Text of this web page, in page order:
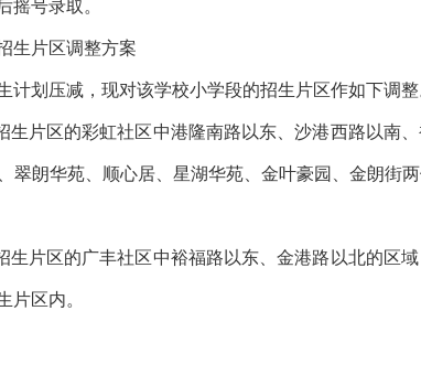
摇号录取。
片区调整方案
划压减，现对该学校小学段的招生片区作如下调整
区的彩虹社区中港隆南路以东、沙港西路以南、
翠朗华苑、顺心居、星湖华苑、金叶豪园、金朗街
片区的广丰社区中裕福路以东、金港路以北的区
片区内。